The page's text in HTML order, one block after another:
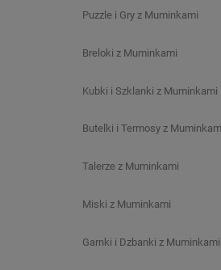
Puzzle i Gry z Muminkami
Breloki z Muminkami
Kubki i Szklanki z Muminkami
Butelki i Termosy z
Talerze z Muminkami
Miski z Muminkami
Garnki i Dzbanki z Muminkami